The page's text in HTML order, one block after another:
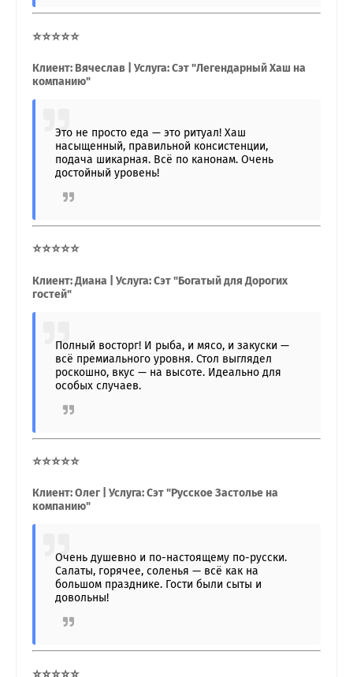
⭐⭐⭐⭐⭐
Клиент: Вячеслав | Услуга: Сэт "Легендарный Хаш на
компанию"
Это не просто еда — это ритуал! Хаш
насыщенный, правильной консистенции,
подача шикарная. Всё по канонам. Очень
достойный уровень!
⭐⭐⭐⭐⭐
Клиент: Диана | Услуга: Сэт "Богатый для Дорогих
гостей"
Полный восторг! И рыба, и мясо, и закуски —
всё премиального уровня. Стол выглядел
роскошно, вкус — на высоте. Идеально для
особых случаев.
⭐⭐⭐⭐⭐
Клиент: Олег | Услуга: Сэт "Русское Застолье на
компанию"
Очень душевно и по-настоящему по-русски.
Салаты, горячее, соленья — всё как на
большом празднике. Гости были сыты и
довольны!